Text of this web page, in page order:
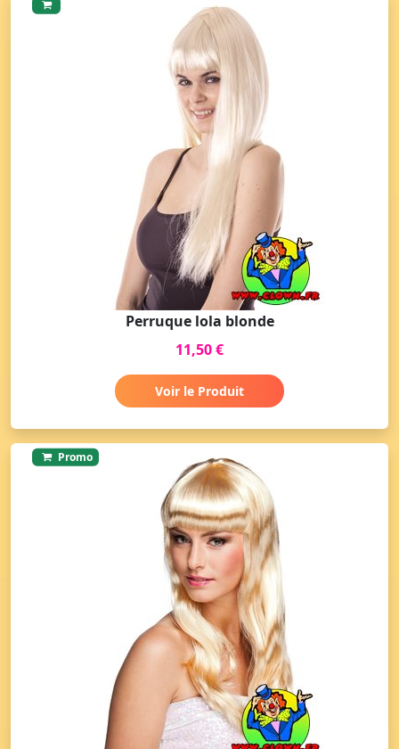
Perruque lola blonde
11,50 €
Voir le Produit
Promo